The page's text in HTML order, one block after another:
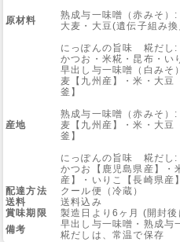
原材料
熟成与一味噌（赤みそ）:
大麦・大豆(遺伝子組み
にっぽんの旨味 糀だし:
かつお・米糀・昆布・い
産地
早出し与一味噌（白みそ
麦【九州産】・米・大豆
釜】
熟成与一味噌（赤みそ）:
麦【九州産】・米・大豆
釜】
にっぽんの旨味 糀だし:
かつお【鹿児島県産】・
産】・いりこ【長崎県産
配達方法
クール便（冷蔵）
送料
送料込み
賞味期限
製造日より6ヶ月 (開封
備考
早出し与一味噌・熟成
糀だしは、常温で保存